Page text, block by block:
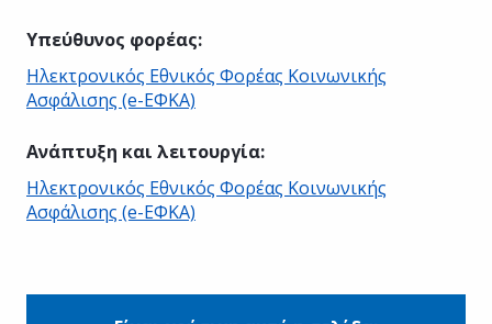
Υπεύθυνος φορέας:
Ηλεκτρονικός Εθνικός Φορέας Κοινωνικής
Ασφάλισης (e-ΕΦΚΑ)
Ανάπτυξη και λειτουργία:
Ηλεκτρονικός Εθνικός Φορέας Κοινωνικής
Ασφάλισης (e-ΕΦΚΑ)